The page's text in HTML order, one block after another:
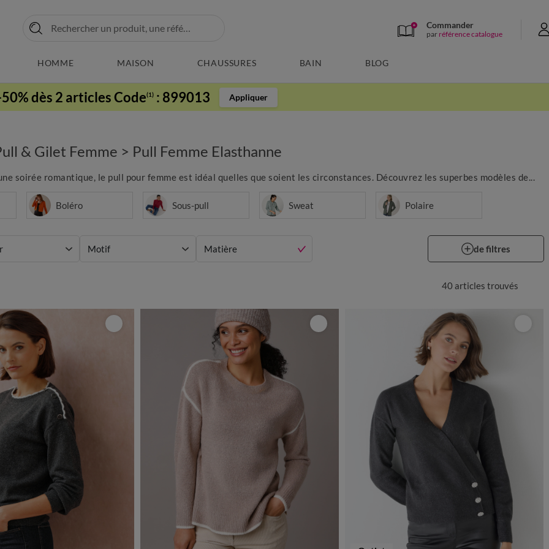
Commander
par référence catalogue
HOMME MAISON CHAUSSURES BAIN BLOG
dès 2 articles Code(1) : 899013 Appliquer
& Gilet Femme > Pull Femme Elasthanne
soirée romantique, le pull pour femme est idéal quelles que soient les circonstances. Découvrez les superbes modèles de...
Boléro Sous-pull Sweat Polaire
Motif Matière de filtres
40 articles trouvés